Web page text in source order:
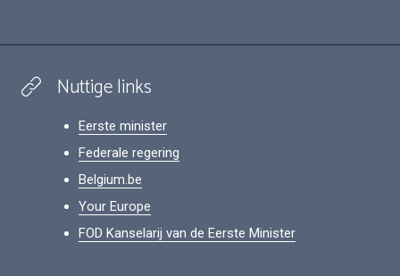
Nuttige links
Eerste minister
Federale regering
Belgium.be
Your Europe
FOD Kanselarij van de Eerste Minister